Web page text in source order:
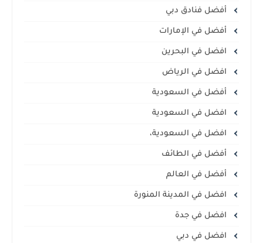
أفضل فنادق دبي
أفضل في الإمارات
افضل في البحرين
افضل في الرياض
أفضل في السعودية
افضل في السعودية
افضل في السعودية،
أفضل في الطائف
أفضل في العالم
افضل في المدينة المنورة
افضل في جدة
افضل في دبي